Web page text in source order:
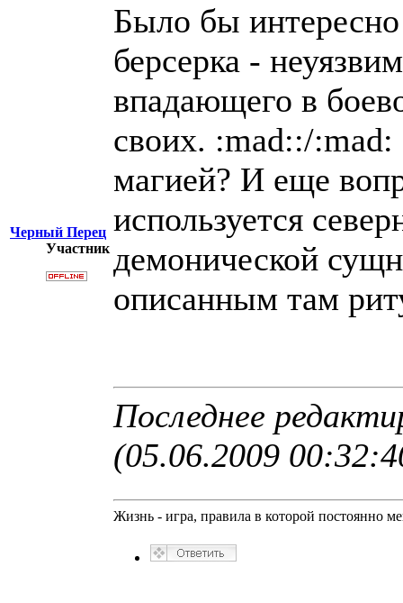
Черный Перец
Участник
Было бы интересно
берсерка -
впадающего в
своих. :mad::/:mad:
магией? И еще
используется
демонической
описанным там
Последнее
(05.06.2009
Жизнь - игра, правила в которой постоянно